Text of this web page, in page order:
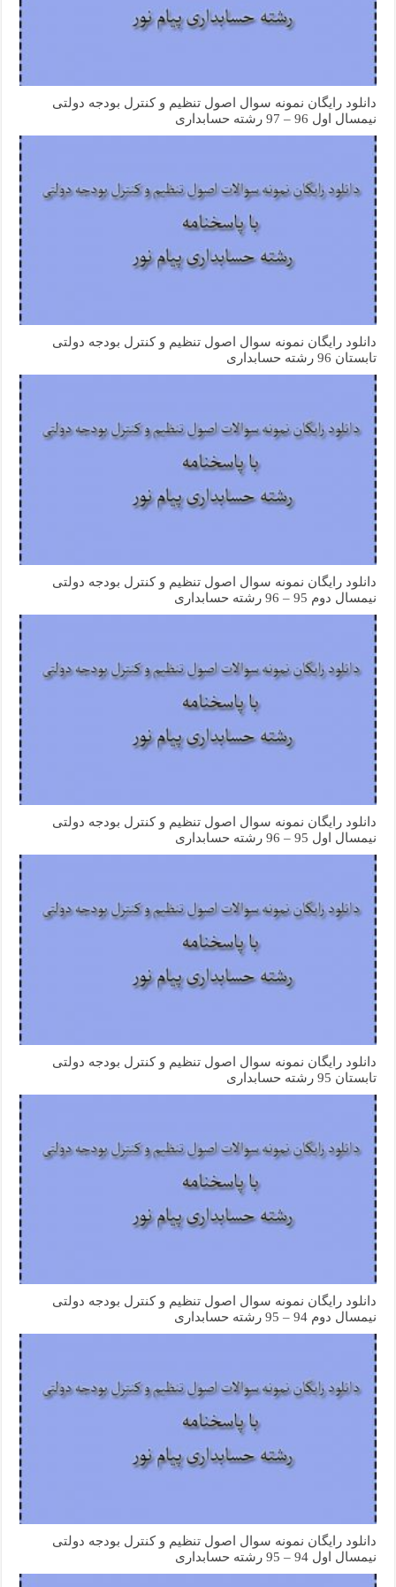
دانلود رایگان نمونه سوال اصول تنظیم و کنترل بودجه دولتی
نیمسال اول 96 – 97 رشته حسابداری
دانلود رایگان نمونه سوال اصول تنظیم و کنترل بودجه دولتی
تابستان 96 رشته حسابداری
دانلود رایگان نمونه سوال اصول تنظیم و کنترل بودجه دولتی
نیمسال دوم 95 – 96 رشته حسابداری
دانلود رایگان نمونه سوال اصول تنظیم و کنترل بودجه دولتی
نیمسال اول 95 – 96 رشته حسابداری
دانلود رایگان نمونه سوال اصول تنظیم و کنترل بودجه دولتی
تابستان 95 رشته حسابداری
دانلود رایگان نمونه سوال اصول تنظیم و کنترل بودجه دولتی
نیمسال دوم 94 – 95 رشته حسابداری
دانلود رایگان نمونه سوال اصول تنظیم و کنترل بودجه دولتی
نیمسال اول 94 – 95 رشته حسابداری